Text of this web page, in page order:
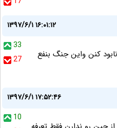
۱۳۹۷/۶/۱ ۱۶:۰۱:۱۲
33
27
کنن واین جنگ بنفع
۱۳۹۷/۶/۱ ۱۷:۵۲:۴۶
10